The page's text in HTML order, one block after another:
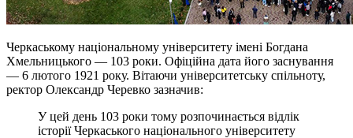
Черкаському національному університету імені Богдана
Хмельницького — 103 роки. Офіційна дата його заснування
— 6 лютого 1921 року. Вітаючи університетську спільноту,
ректор Олександр Черевко зазначив:
У цей день 103 роки тому розпочинається відлік
історії Черкаського національного університету